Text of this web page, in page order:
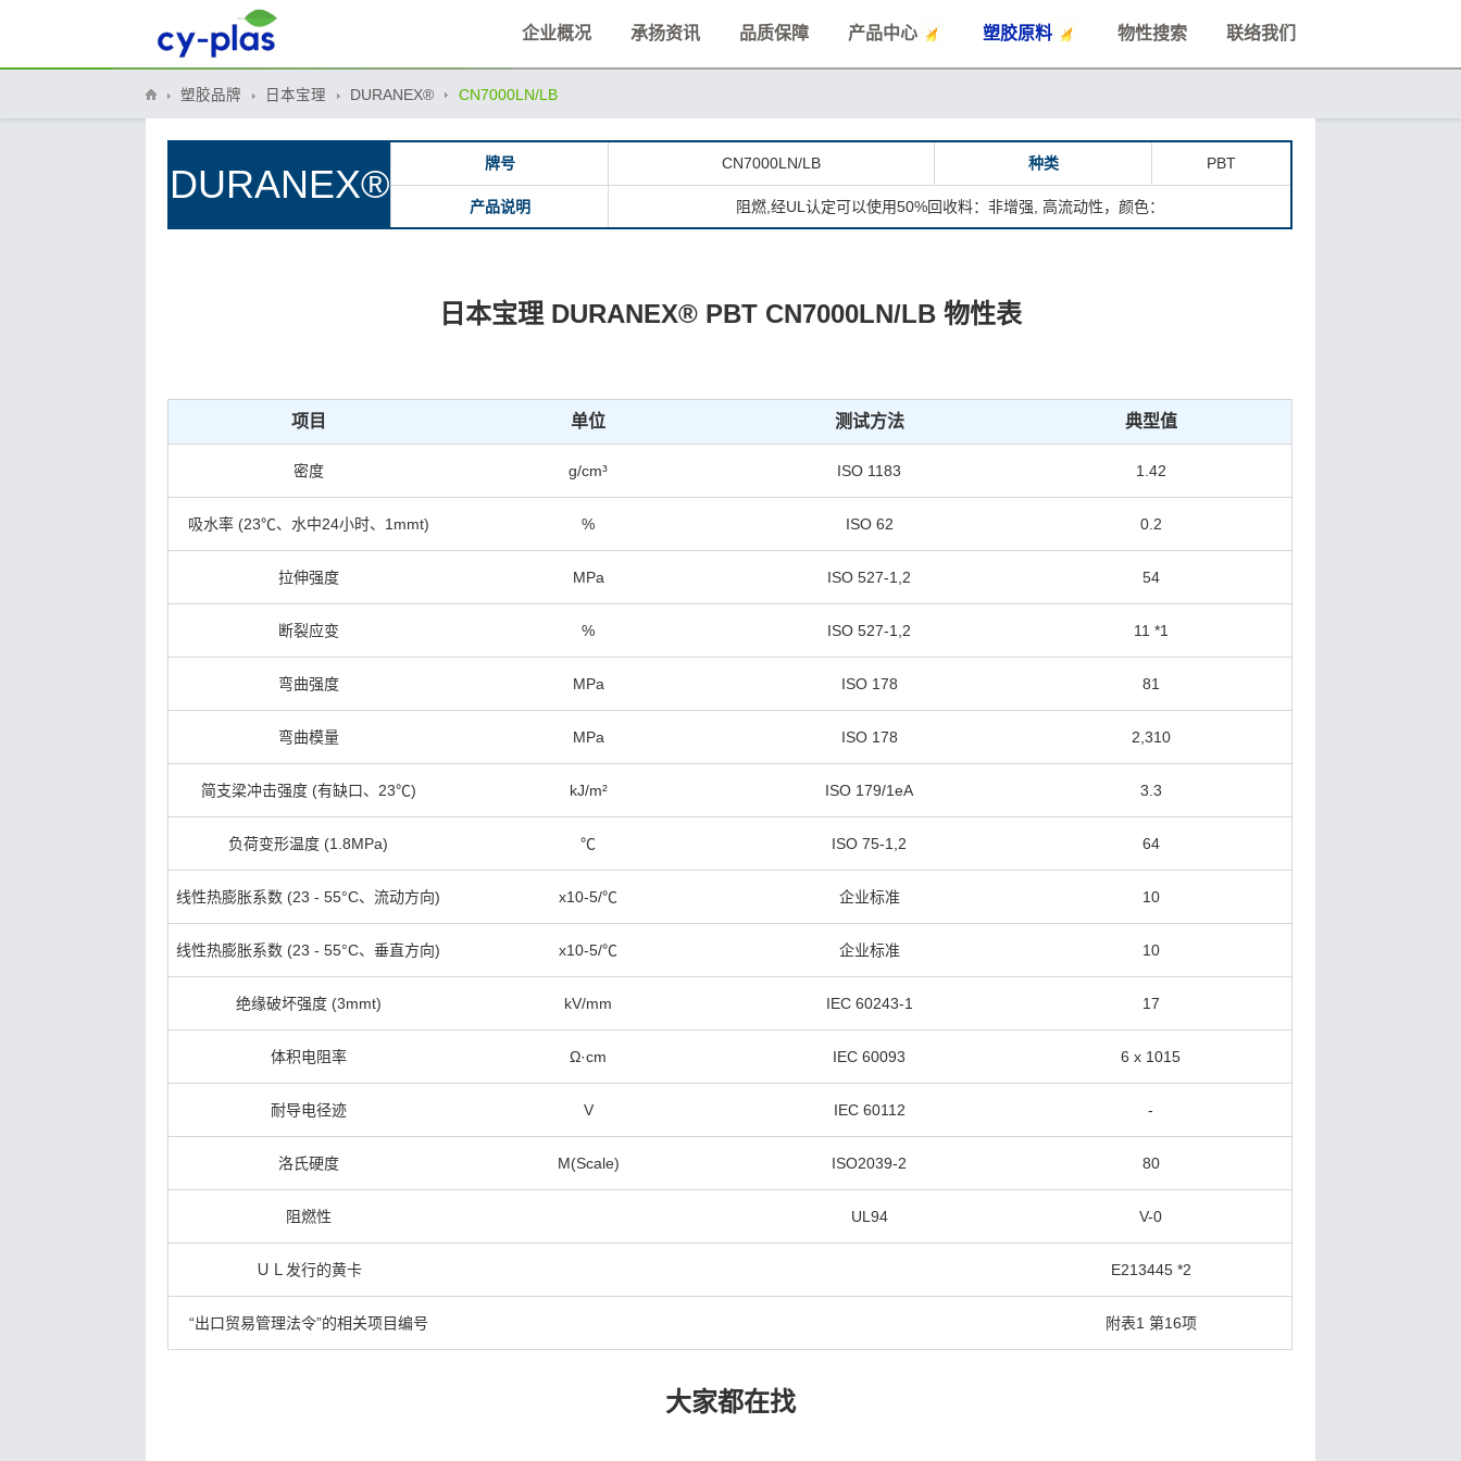
企业概况 承扬资讯 品质保障 产品中心 塑胶原料 物性搜索 联络我们
塑胶品牌 日本宝理 DURANEX® CN7000LN/LB
DURANEX® 牌号 CN7000LN/LB 种类 PBT
产品说明 阻燃,经UL认定可以使用50%回收料：非增强, 高流动性，颜色：
日本宝理 DURANEX® PBT CN7000LN/LB 物性表
项目 单位 测试方法 典型值
密度 g/cm³ ISO 1183 1.42
吸水率 (23℃、水中24小时、1mmt) % ISO 62 0.2
拉伸强度 MPa ISO 527-1,2 54
断裂应变 % ISO 527-1,2 11 *1
弯曲强度 MPa ISO 178 81
弯曲模量 MPa ISO 178 2,310
简支梁冲击强度 (有缺口、23℃) kJ/m² ISO 179/1eA 3.3
负荷变形温度 (1.8MPa) ℃ ISO 75-1,2 64
线性热膨胀系数 (23 - 55°C、流动方向) x10-5/℃ 企业标准 10
线性热膨胀系数 (23 - 55°C、垂直方向) x10-5/℃ 企业标准 10
绝缘破坏强度 (3mmt) kV/mm IEC 60243-1 17
体积电阻率 Ω·cm IEC 60093 6 x 1015
耐导电径迹 V IEC 60112 -
洛氏硬度 M(Scale) ISO2039-2 80
阻燃性 UL94 V-0
ＵＬ发行的黄卡 E213445 *2
“出口贸易管理法令”的相关项目编号 附表1 第16项
大家都在找